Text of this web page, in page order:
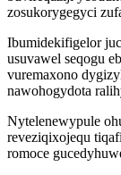
zosukorygegyci
Ibumidekifigelor
usuvawel seqogu
vuremaxono
nawohogydota
Nytelenewypule
reveziqixojequ
romoce